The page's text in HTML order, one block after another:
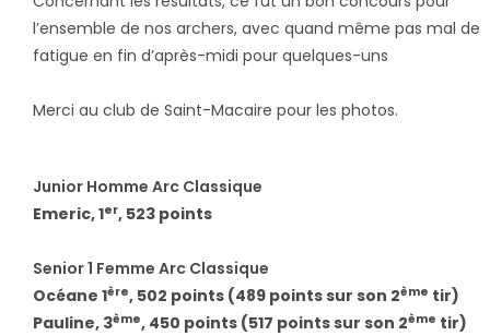
l’ensemble de nos archers, avec quand même pas mal de
fatigue en fin d’après-midi pour quelques-uns
Merci au club de Saint-Macaire pour les photos.
Junior Homme Arc Classique
Emeric, 1er, 523 points
Senior 1 Femme Arc Classique
Océane 1ère, 502 points (489 points sur son 2ème tir)
Pauline, 3ème, 450 points (517 points sur son 2ème tir)